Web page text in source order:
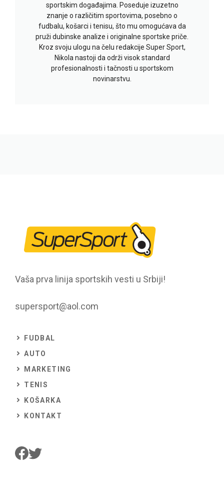
sportskim događajima. Poseduje izuzetno
znanje o različitim sportovima, posebno o
fudbalu, košarci i tenisu, što mu omogućava da
pruži dubinske analize i originalne sportske priče.
Kroz svoju ulogu na čelu redakcije Super Sport,
Nikola nastoji da održi visok standard
profesionalnosti i tačnosti u sportskom
novinarstvu.
Vaša prva linija sportskih vesti u Srbiji!
supersport@aol.com
FUDBAL
AUTO
MARKETING
TENIS
KOŠARKA
KONTAKT